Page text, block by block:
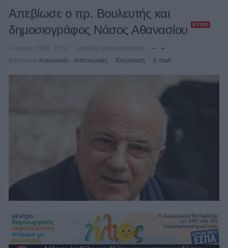
Απεβίωσε ο πρ. Βουλευτής και
δημοσιογράφος Νάσος Αθανασίου
ΚΎΡΙΟ
2 Ιουνίου 2026, 12:53
μέγεθος γραμματοσειράς
Κατηγορία Κοινωνικές - Αστυνομικές Εκτύπωση E-mail